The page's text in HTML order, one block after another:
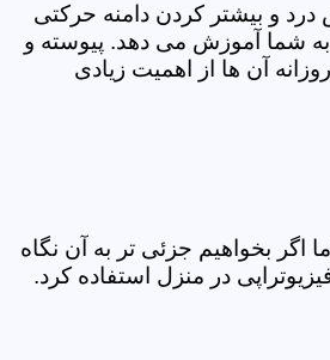
و بیشتر کردن دامنه حرکتی
به شما آموزش می دهد. پیوسته و
آن ها از اهمیت زیادی
اگر بخواهیم جزئی تر به آن نگاه
در منزل استفاده کرد.